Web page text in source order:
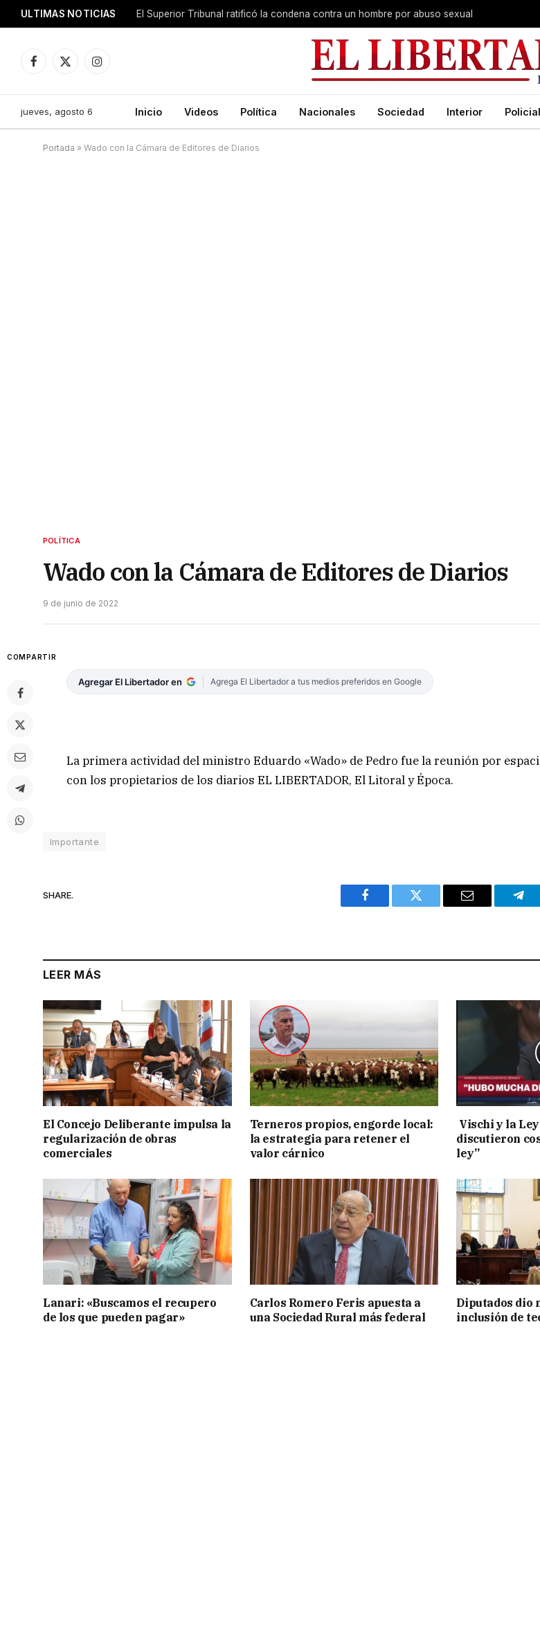
ULTIMAS NOTICIAS El Superior Tribunal ratificó la condena contra un hombre por abuso sexual
Facebook
X
Instagram
jueves, agosto 6 Inicio Videos Política Nacionales Sociedad Interior
Portada » Wado con la Cámara de Editores de Diarios
POLÍTICA
Wado con la Cámara de Editores de Diarios
9 de junio de 2022
COMPARTIR
Agregar El Libertador en Agrega El Libertador a tus medios preferidos en Google
La primera actividad del ministro Eduardo «Wado» de Pedro fue la reunión por
con los propietarios de los diarios EL LIBERTADOR, El Litoral y Época.
Importante
SHARE.
Facebook Twitter Email
LEER MÁS
El Concejo Deliberante impulsa la
regularización de obras
comerciales
Terneros propios, engorde local:
la estrategia para retener el
valor cárnico
Vischi y la
discutieron
ley”
Lanari: «Buscamos el recupero
de los que pueden pagar»
Carlos Romero Feris apuesta a
una Sociedad Rural más federal
Diputados dio
inclusión de